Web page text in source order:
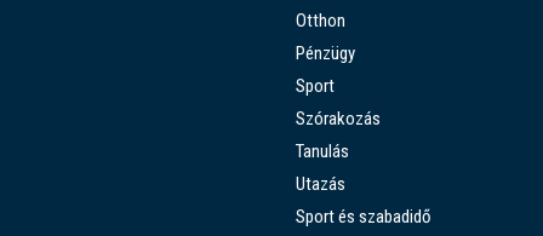
Otthon
Pénzügy
Sport
Szórakozás
Tanulás
Utazás
Sport és szabadidő